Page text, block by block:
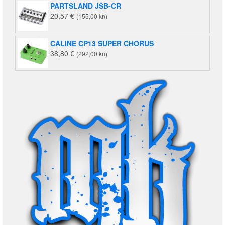
PARTSLAND JSB-CR
20,57 € (155,00 kn)
CALINE CP13 SUPER CHORUS
38,80 € (292,00 kn)